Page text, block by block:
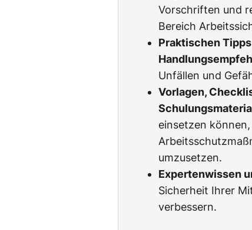
Vorschriften und
Bereich
Praktischen
Unfällen und
Vorlagen,
einsetzen
umzusetzen.
Expertenwissen
Sicherheit Ihrer
verbessern.